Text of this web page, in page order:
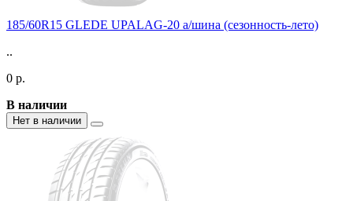
185/60R15 GLEDE UPALAG-20 а/шина (сезонность-лето)
..
0 р.
В наличии
Нет в наличии